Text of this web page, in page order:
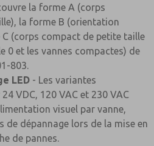
la forme A (corps
la forme B (orientation
(corps compact de petite taille
0 et les vannes compactes) de
803.
LED - Les variantes
VDC, 120 VAC et 230 VAC
visuel par vanne,
de dépannage lors de la mise en
de pannes.